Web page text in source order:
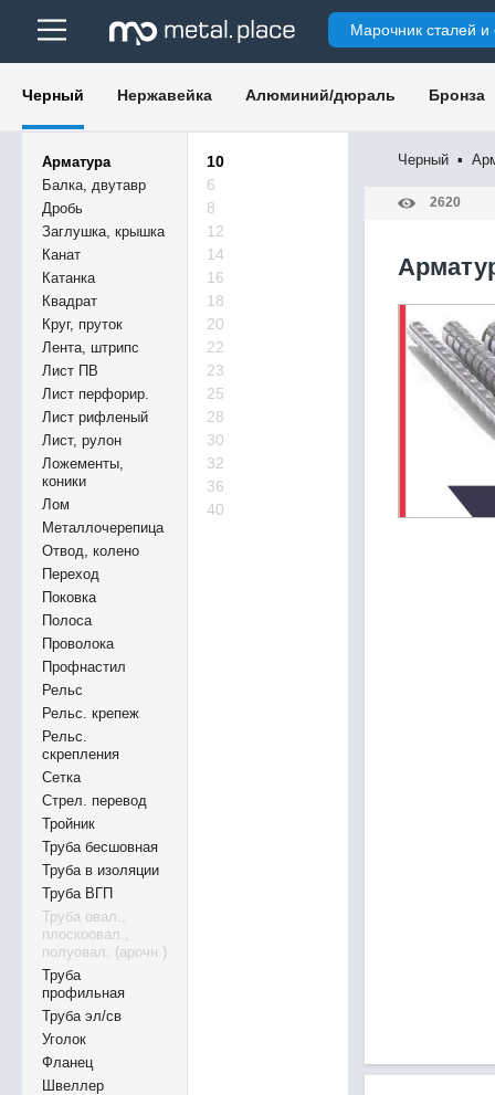
Марочник сталей и
Черный Нержавейка Алюминий/дюраль Бронза
Арматура
Балка, двутавр
Дробь
Заглушка, крышка
Канат
Катанка
Квадрат
Круг, пруток
Лента, штрипс
Лист ПВ
Лист перфорир.
Лист рифленый
Лист, рулон
Ложементы,
коники
Лом
Металлочерепица
Отвод, колено
Переход
Поковка
Полоса
Проволока
Профнастил
Рельс
Рельс. крепеж
Рельс.
скрепления
Сетка
Стрел. перевод
Тройник
Труба бесшовная
Труба в изоляции
Труба ВГП
Труба овал.,
плоскоовал.,
полуовал. (арочн.)
Труба
профильная
Труба эл/св
Уголок
Фланец
Швеллер
10
6
8
12
14
16
18
20
22
23
25
28
30
32
36
40
Черный ▪
2620